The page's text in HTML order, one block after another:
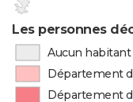
Les personnes
Aucun
Département
Département